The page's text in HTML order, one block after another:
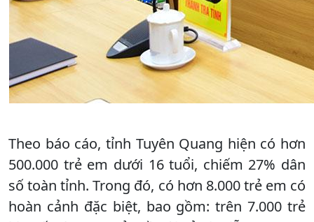
Theo báo cáo, tỉnh Tuyên Quang hiện có hơn
500.000 trẻ em dưới 16 tuổi, chiếm 27% dân
số toàn tỉnh. Trong đó, có hơn 8.000 trẻ em có
hoàn cảnh đặc biệt, bao gồm: trên 7.000 trẻ